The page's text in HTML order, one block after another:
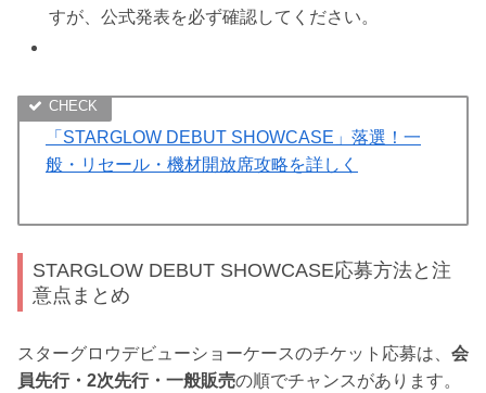
すが、公式発表を必ず確認してください。
「STARGLOW DEBUT SHOWCASE」落選！一
般・リセール・機材開放席攻略を詳しく
STARGLOW DEBUT SHOWCASE応募方法と注
意点まとめ
スターグロウデビューショーケースのチケット応募は、 会
員先行・2次先行・一般販売の順でチャンスがあります。